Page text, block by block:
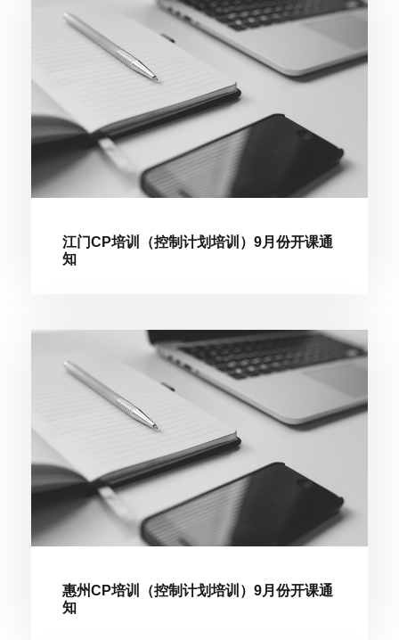
江门CP培训（控制计划培训）9月份开课通
知
惠州CP培训（控制计划培训）9月份开课通
知